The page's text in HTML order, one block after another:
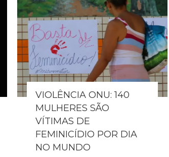
VIOLÊNCIA ONU: 140
MULHERES SÃO
VÍTIMAS DE
FEMINICÍDIO POR DIA
NO MUNDO